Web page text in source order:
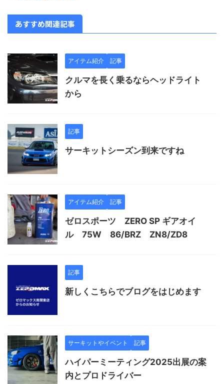
あすすめ関連記事
アイテム紹介 記事
クルマを長く乗るならヘッドライト
から
記事
サーキットシーズン到来ですね
アイテム紹介 記事
ゼロスポーツ ZERO SP ギアオイ
ル 75W 86/BRZ ZN8/ZD8
記事
新しくこちらでブログをはじめます
サーキットやイベント 記事
ハイパーミーティング2025出展の案
内とプロドライバー